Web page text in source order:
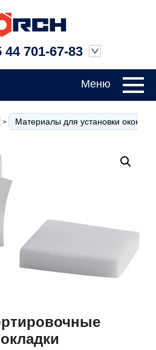
44 701-67-83
Меню
> Материалы для установки окон